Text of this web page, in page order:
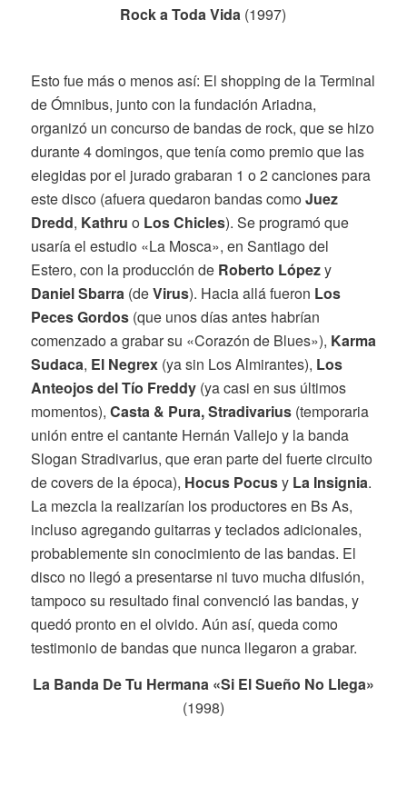
Rock a Toda Vida (1997)
Esto fue más o menos así: El shopping de la Terminal
de Ómnibus, junto con la fundación Ariadna,
organizó un concurso de bandas de rock, que se hizo
durante 4 domingos, que tenía como premio que las
elegidas por el jurado grabaran 1 o 2 canciones para
este disco (afuera quedaron bandas comoJuez
Dredd, Kathru o Los Chicles). Se programó que
usaría el estudio «La Mosca», en Santiago del
Estero, con la producción de Roberto Lópezy
Daniel Sbarra(deVirus). Hacia allá fueron Los
Peces Gordos(que unos días antes habrían
comenzado a grabar su «Corazón de Blues»), Karma
Sudaca, El Negrex(ya sin Los Almirantes), Los
Anteojos del Tío Freddy(ya casi en sus últimos
momentos), Casta & Pura, Stradivarius(temporaria
unión entre el cantante Hernán Vallejo y la banda
Slogan Stradivarius, que eran parte del fuerte circuito
de covers de la época), Hocus Pocusy La Insignia.
La mezcla la realizarían los productores en Bs As,
incluso agregando guitarras y teclados adicionales,
probablemente sin conocimiento de las bandas. El
disco no llegó a presentarse ni tuvo mucha difusión,
tampoco su resultado final convenció las bandas, y
quedó pronto en el olvido. Aún así, queda como
testimonio de bandas que nunca llegaron a grabar.
La Banda De Tu Hermana «Si El Sueño No Llega»
(1998)